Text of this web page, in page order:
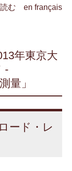
読む en français
年東京大
-
量」
ード・レ